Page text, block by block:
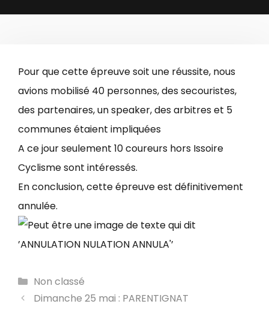
Pour que cette épreuve soit une réussite, nous
avions mobilisé 40 personnes, des secouristes,
des partenaires, un speaker, des arbitres et 5
communes étaient impliquées
A ce jour seulement 10 coureurs hors Issoire
Cyclisme sont intéressés.
En conclusion, cette épreuve est définitivement
annulée.
Catégories
Non classé
Dimanche 25 mai : PARENTIGNAT